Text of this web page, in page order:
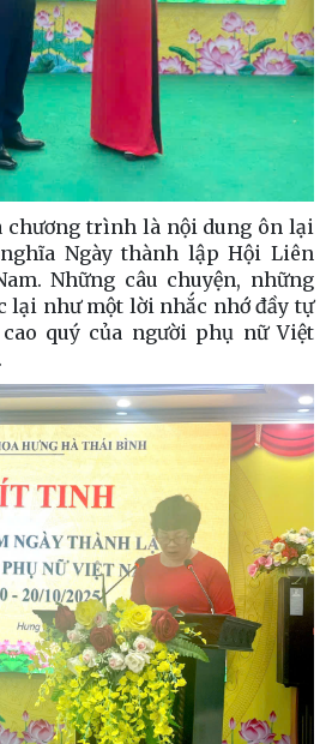
chương trình là nội dung ôn lại
Ngày thành lập Hội Liên
Những câu chuyện, những
lại như một lời nhắc nhớ đầy tự
quý của người phụ nữ Việt